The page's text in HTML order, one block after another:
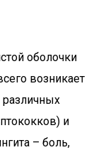
оболочки
возникает
различных
и
– боль,